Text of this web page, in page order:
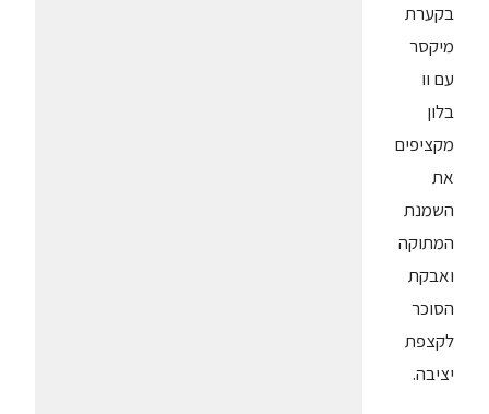
בקערת
מיקסר
עם וו
בלון
מקציפים
את
השמנת
המתוקה
ואבקת
הסוכר
לקצפת
יציבה.